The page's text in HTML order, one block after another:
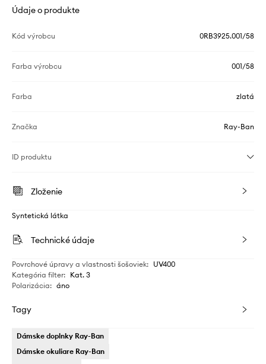
Údaje o produkte
Kód výrobcu 0RB3925.001/58
Farba výrobcu 001/58
Farba zlatá
Značka Ray-Ban
ID produktu
Zloženie
Syntetická látka
Technické údaje
Povrchové úpravy a vlastnosti šošoviek: UV400
Kategória filter: Kat. 3
Polarizácia: áno
Tagy
Dámske doplnky Ray-Ban
Dámske okuliare Ray-Ban